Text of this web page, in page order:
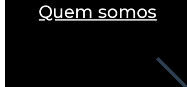
Quem somos